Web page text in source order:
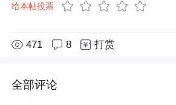
给本帖投票
471 8 打赏
全部评论